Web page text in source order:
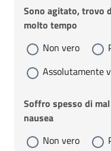
Sono agitato, trovo
molto tempo
Non vero
Assolutamente
Soffro spesso di
nausea
Non vero